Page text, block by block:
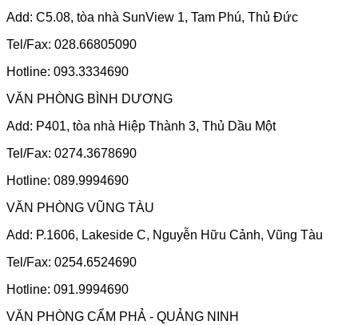
Add: C5.08, tòa nhà SunView 1, Tam Phú, Thủ Đức
Tel/Fax: 028.66805090
Hotline: 093.3334690
VĂN PHÒNG BÌNH DƯƠNG
Add: P401, tòa nhà Hiệp Thành 3, Thủ Dầu Một
Tel/Fax: 0274.3678690
Hotline: 089.9994690
VĂN PHÒNG VŨNG TÀU
Add: P.1606, Lakeside C, Nguyễn Hữu Cảnh, Vũng Tàu
Tel/Fax: 0254.6524690
Hotline: 091.9994690
VĂN PHÒNG CẨM PHẢ - QUẢNG NINH